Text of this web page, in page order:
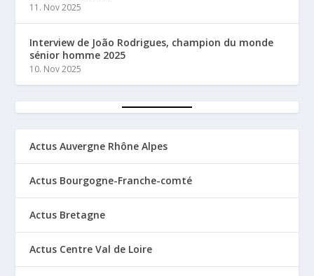
11. Nov 2025
Interview de João Rodrigues, champion du monde
sénior homme 2025
10. Nov 2025
Actus Auvergne Rhône Alpes
Actus Bourgogne-Franche-comté
Actus Bretagne
Actus Centre Val de Loire